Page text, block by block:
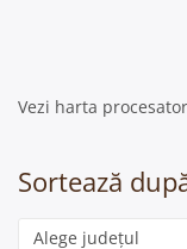
Vezi harta
Sortează
Categorie